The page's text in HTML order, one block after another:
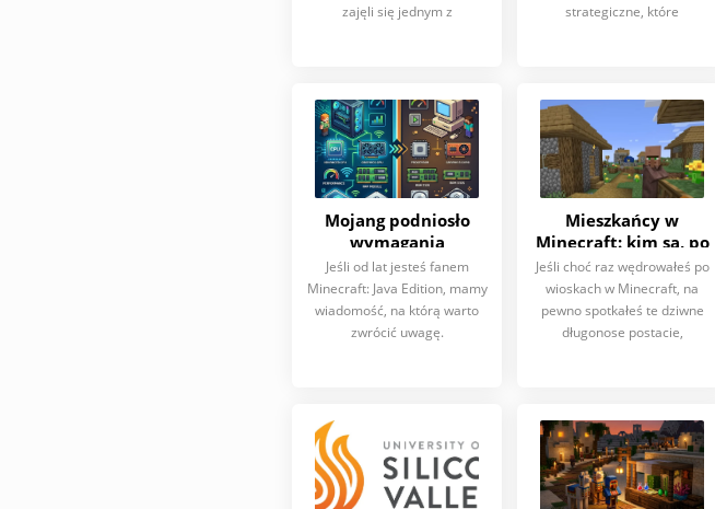
zajęli się jednym z
strategiczne, które
Mojang podniosło
wymagania
systemowe Minecraft:
Java Edition
Jeśli od lat jesteś fanem
Minecraft: Java Edition, mamy
wiadomość, na którą warto
zwrócić uwagę.
Mieszkańcy w
Minecraft: kim są, po
co są potrzebni i
dlaczego trudno się
bez nich obejść
Jeśli choć raz wędrowałeś po
wioskach w Minecraft, na
pewno spotkałeś te dziwne
długonose postacie,